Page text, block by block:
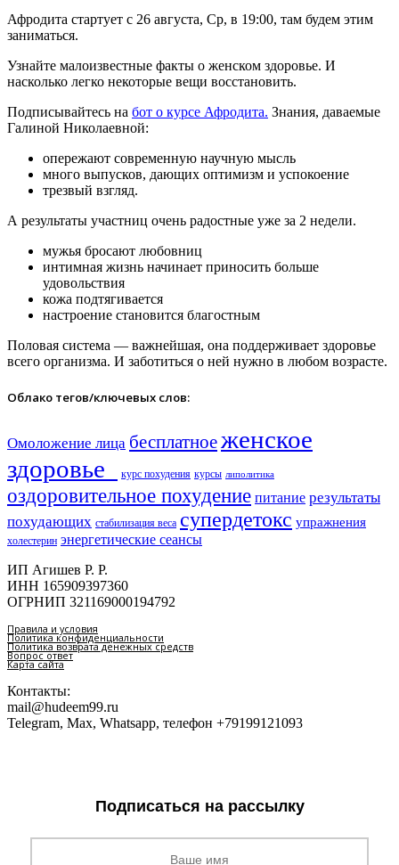
Афродита стартует с 26 августа, Ср, в 19:00, там будем этим
заниматься.
Узнайте малоизвестные факты о женском здоровье. И
насколько легко некоторые вещи восстановить.
Подписывайтесь на бот о курсе Афродита. Знания, даваемые
Галиной Николаевной:
опережают современную научную мысль
много выпусков, дающих оптимизм и успокоение
трезвый взгляд.
А результаты участниц очень радостные уже за 2 недели.
мужья бросают любовниц
интимная жизнь начинает приносить больше
удовольствия
кожа подтягивается
настроение становится благостным
Половая система — важнейшая, она поддерживает здоровье
всего организма. И заботиться о ней нужно в любом возрасте.
Облако тегов/ключевых слов:
Омоложение лица бесплатноеженское
здоровье​
курс похудения курсы липолитика
оздоровительное похудение питание результаты
похудающих стабилизация веса супердетокс упражнения
холестерин энергетические сеансы
ИП Агишев Р. Р.
ИНН 165909397360
ОГРНИП 321169000194792
Правила и условия
Политика конфиденциальности
Политика возврата денежных средств
Вопрос ответ
Карта сайта
Контакты:
mail@hudeem99.ru
Telegram, Max, Whatsapp, телефон +79199121093
Подписаться на рассылку